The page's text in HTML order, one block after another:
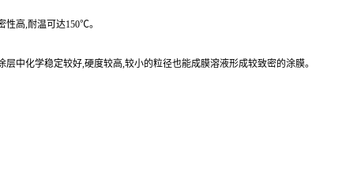
性高,耐温可达150℃。
中化学稳定较好,硬度较高,较小的粒径也能成膜溶液形成较致密的涂膜。